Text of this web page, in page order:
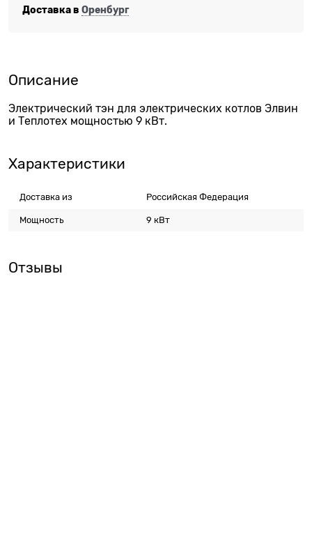
Доставка в Оренбург
Описание
Электрический тэн для электрических котлов Элвин
и Теплотех мощностью 9 кВт.
Характеристики
Доставка из Российская Федерация
Мощность 9 кВт
Отзывы